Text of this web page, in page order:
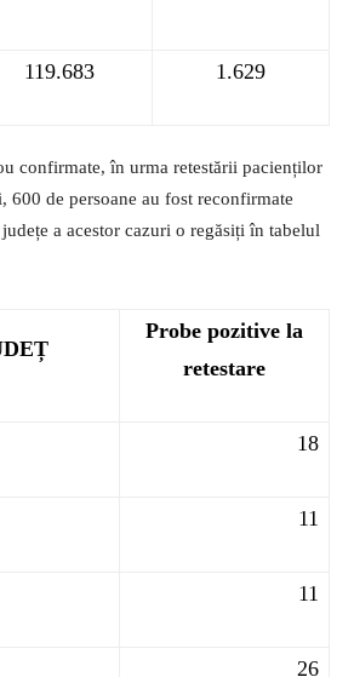
119.683 1.629
confirmate, în urma retestării pacienților
600 de persoane au fost reconfirmate
a acestor cazuri o regăsiți în tabelul
Probe pozitive la
retestare
18
11
11
26